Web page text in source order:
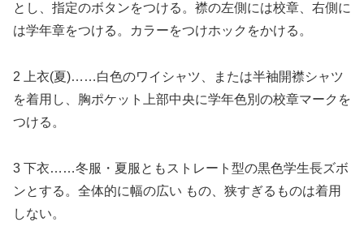
とし、指定のボタンをつける。襟の左側には校章、右側に
は学年章をつける。カラーをつけホックをかける。
2 上衣(夏)……白色のワイシャツ、または半袖開襟シャツ
を着用し、胸ポケット上部中央に学年色別の校章マークを
つける。
3 下衣……冬服・夏服ともストレート型の黒色学生長ズボ
ンとする。全体的に幅の広い もの、狭すぎるものは着用
しない。